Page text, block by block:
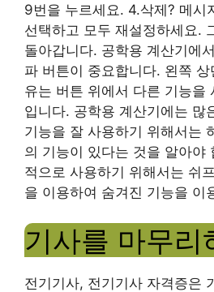
9번을 누르세요. 4.삭제? 메시
선택하고 모두 재설정하세요.
돌아갑니다. 공학용 계산기에
파 버튼이 중요합니다. 왼쪽
유는 버튼 위에서 다른 기능을
입니다. 공학용 계산기에는 많
기능을 잘 사용하기 위해서는
의 기능이 있다는 것을 알아야
적으로 사용하기 위해서는 쉬
을 이용하여 숨겨진 기능을 이
기사를 마무리
전기기사, 전기기사 자격증은